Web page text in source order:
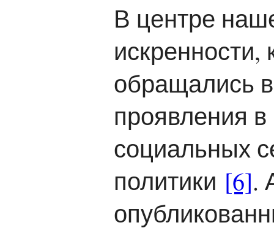
В центре
искренности,
обращались
проявления
социальных
политики [6].